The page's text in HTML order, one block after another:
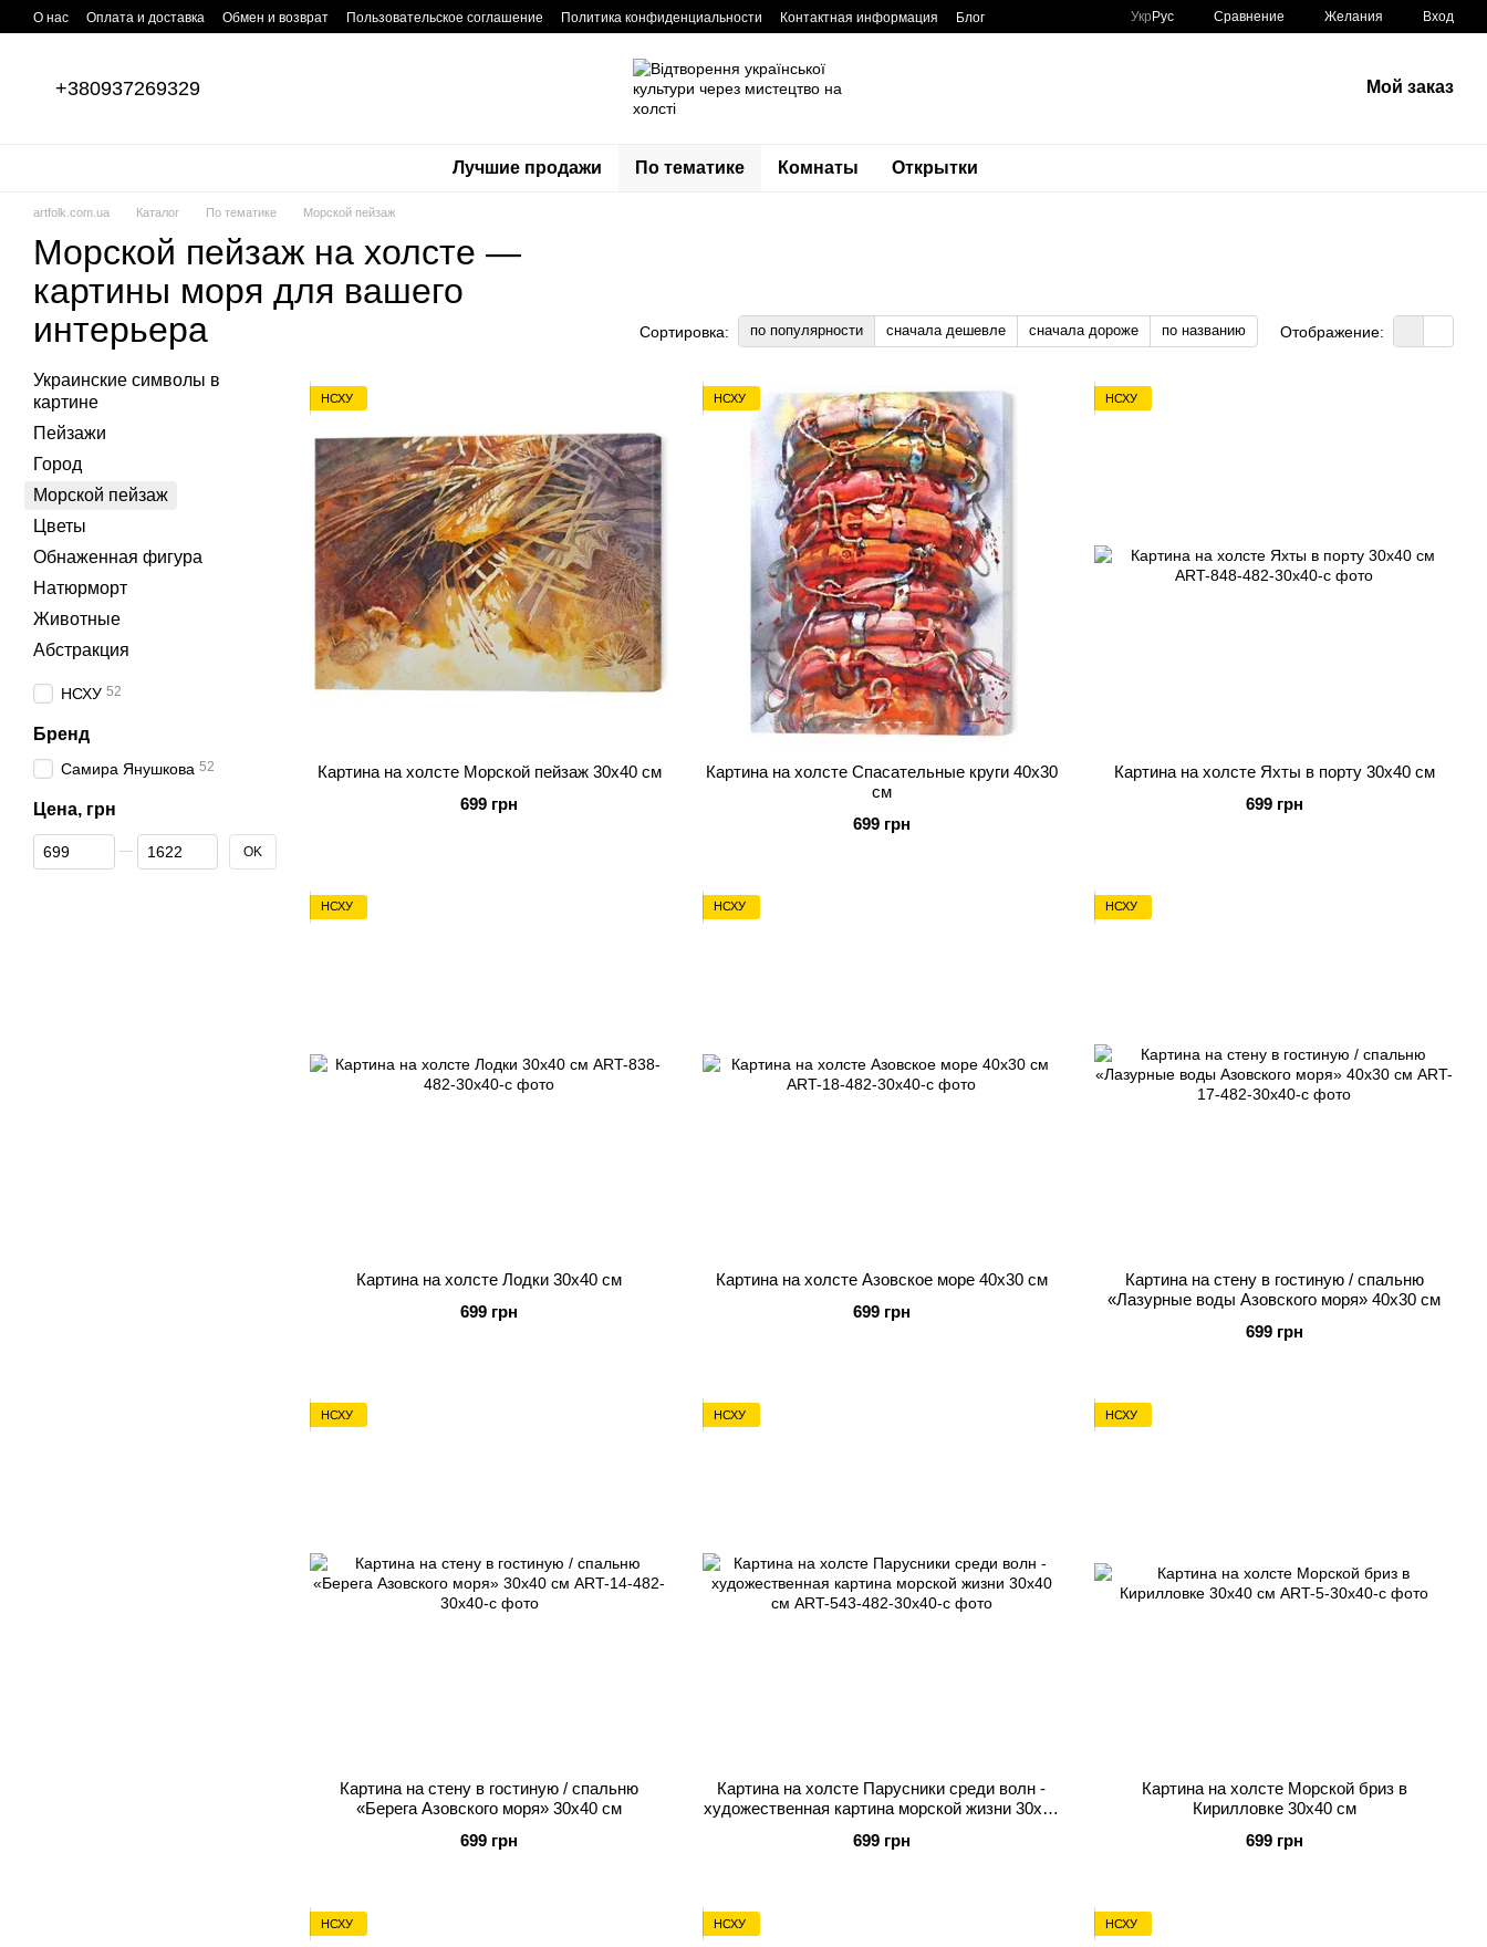
Перейти к основному контенту
О нас Оплата и доставка Обмен и возврат Пользовательское соглашение Политика конфиденциальности Контактная информация Блог Укр Рус Сравнение Желания Вход
+380937269329 Мой заказ
Лучшие продажи По тематике Комнаты Открытки
artfolk.com.ua Каталог По тематике Морской пейзаж
Морской пейзаж на холсте —
картины моря для вашего
интерьера
Сортировка: по популярности сначала дешевле сначала дороже по названию Отображение:
НСХУ
Картина на холсте Морской пейзаж 30х40 см
699 грн
НСХУ
Картина на холсте Спасательные круги 40х30
см
699 грн
НСХУ
Картина на холсте Яхты в порту 30х40 см
699 грн
НСХУ
Картина на холсте Лодки 30х40 см
699 грн
НСХУ
Картина на холсте Азовское море 40х30 см
699 грн
НСХУ
Картина на стену в гостиную / спальню
«Лазурные воды Азовского моря» 40х30 см
699 грн
НСХУ
Картина на стену в гостиную / спальню
«Берега Азовского моря» 30х40 см
699 грн
НСХУ
Картина на холсте Парусники среди волн -
художественная картина морской жизни 30х40
699 грн
НСХУ
Картина на холсте Морской бриз в
Кирилловке 30х40 см
699 грн
НСХУ НСХУ НСХУ
Украинские символы в
картине
Пейзажи
Город
Морской пейзаж
Цветы
Обнаженная фигура
Натюрморт
Животные
Абстракция
НСХУ 52
Бренд
Самира Янушкова 52
Цена, грн
От Цена, грн
До Цена, грн OK